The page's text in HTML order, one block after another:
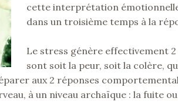
cette interprétation
dans un troisième temps à la
Le stress génère effectivement
sont soit la peur, soit la colère,
aux 2 réponses
à un niveau archaïque : la fuite